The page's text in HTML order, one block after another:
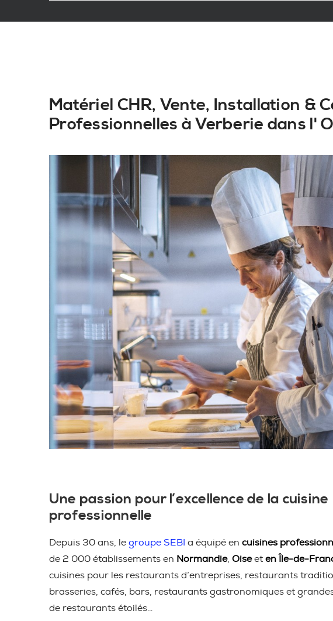
Matériel CHR, Vente, Installation &
Professionnelles à Verberie dans l'
Une passion pour l’excellence de la cuisine
professionnelle
Depuis 30 ans, le groupe SEBI a équipé en cuisines
de 2 000 établissements en Normandie, Oiseet en Île-de-
cuisines pour les restaurants d’entreprises, restaurants
brasseries, cafés, bars, restaurants gastronomiques et
de restaurants étoilés…